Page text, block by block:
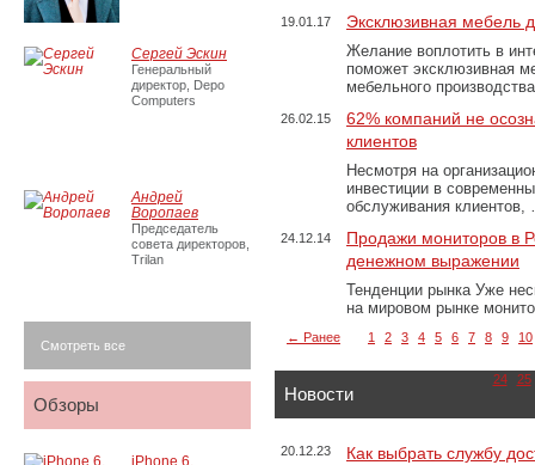
19.01.17 Эксклюзивная мебель
Желание воплотить в
поможет эксклюзивная
мебельного
26.02.15
62% компаний не
клиентов
Несмотря на
инвестиции в
обслуживания
24.12.14
Продажи мониторов в
денежном выражении
Тенденции рынка Уже
на мировом рынке
← Ранее 1 2 3 4 5 6 7 8 9 10
24 25
Новости
20.12.23
Как выбрать службу
Сергей Эскин
Генеральный
директор, Depo
Computers
Андрей
Воропаев
Председатель
совета директоров,
Trilan
Смотреть все
Обзоры
iPhone 6,